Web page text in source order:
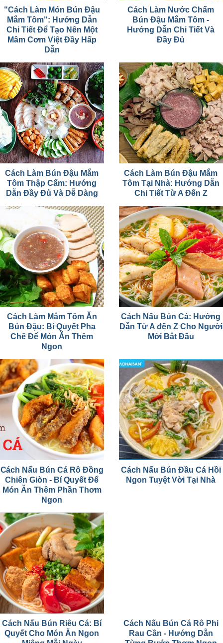
"Cách Làm Món Bún Đậu
Mắm Tôm": Hướng Dẫn
Chi Tiết Để Tạo Nên Một
Mâm Cơm Việt Đầy Hấp
Dẫn
Cách Làm Nước Chấm
Bún Đậu Mắm Tôm -
Hướng Dẫn Chi Tiết Và
Đầy Đủ
Cách Làm Bún Đậu Mắm
Tôm Thập Cẩm: Hướng
Dẫn Đầy Đủ Và Dễ Dàng
Cách Làm Bún Đậu Mắm
Tôm Tại Nhà: Hướng Dẫn
Chi Tiết Từ A Đến Z
Cách Làm Mắm Tôm Ăn
Bún Đậu: Bí Quyết Pha
Chế Để Món Ăn Thêm
Ngon
Cách Nấu Bún Cá: Hướng
Dẫn Từ A đến Z Cho Người
Mới Bắt Đầu
Cách Nấu Bún Cá Rô Đồng
Chiên Giòn - Bí Quyết Để
Món Ăn Thêm Phần Thơm
Ngon
Cách Nấu Bún Đầu Cá Hồi
Ngon Tuyệt Vời Tại Nhà
Cách Nấu Bún Riêu Cá: Bí
Quyết Cho Món Ăn Ngon
Cách Nấu Bún Cá Rô Phi
Rau Cần - Hướng Dẫn